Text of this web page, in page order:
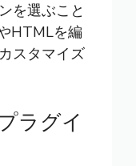
を選ぶこと
HTMLを編
スタマイズ
ラグイ